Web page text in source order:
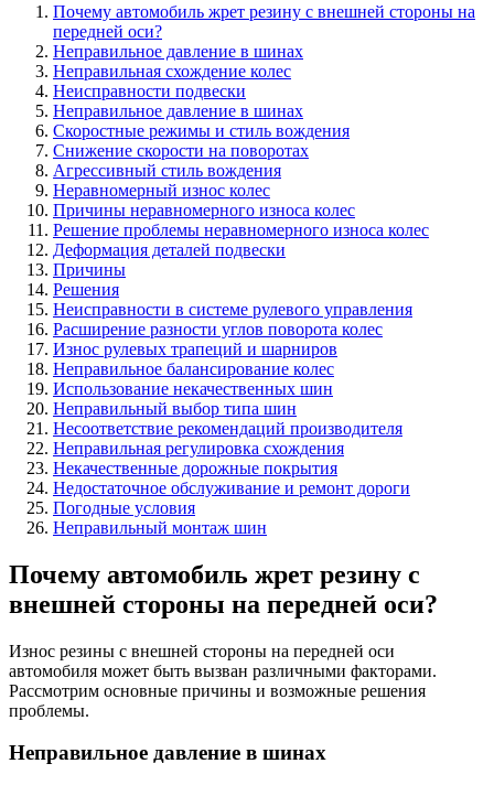
Почему автомобиль жрет резину с внешней стороны на
передней оси?
Неправильное давление в шинах
Неправильная схождение колес
Неисправности подвески
Неправильное давление в шинах
Скоростные режимы и стиль вождения
Снижение скорости на поворотах
Агрессивный стиль вождения
Неравномерный износ колес
Причины неравномерного износа колес
Решение проблемы неравномерного износа колес
Деформация деталей подвески
Причины
Решения
Неисправности в системе рулевого управления
Расширение разности углов поворота колес
Износ рулевых трапеций и шарниров
Неправильное балансирование колес
Использование некачественных шин
Неправильный выбор типа шин
Несоответствие рекомендаций производителя
Неправильная регулировка схождения
Некачественные дорожные покрытия
Недостаточное обслуживание и ремонт дороги
Погодные условия
Неправильный монтаж шин
Почему автомобиль жрет резину с
внешней стороны на передней оси?
Износ резины с внешней стороны на передней оси
автомобиля может быть вызван различными факторами.
Рассмотрим основные причины и возможные решения
проблемы.
Неправильное давление в шинах